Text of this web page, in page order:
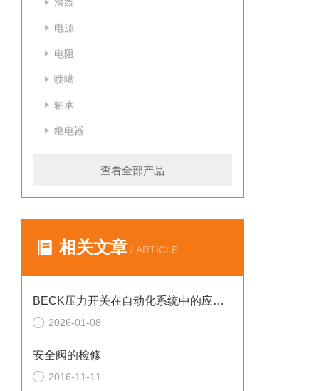
电源
电阻
喷嘴
轴承
继电器
查看全部产品
相关文章 / ARTICLE
BECK压力开关在自动化系统中的应用说明
2026-01-08
安全阀的检修
2016-11-11